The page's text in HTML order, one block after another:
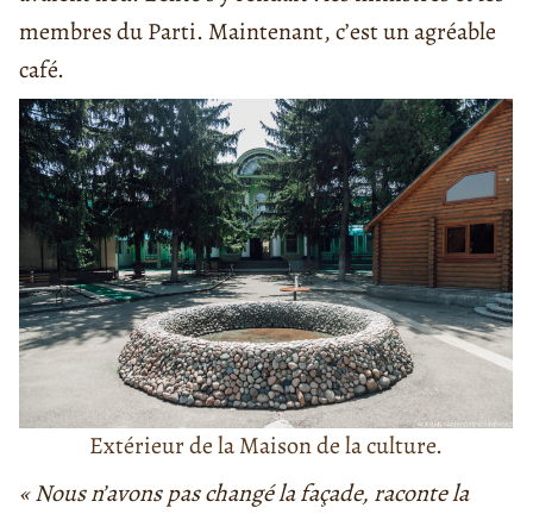
membres du Parti. Maintenant, c’est un agréable
café.
Extérieur de la Maison de la culture.
« Nous n’avons pas changé la façade, raconte la